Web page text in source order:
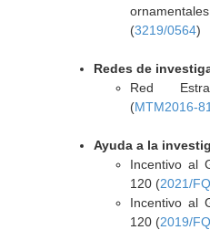
(3219/0564)
Redes de
Red
(MTM2016-
Ayuda a la
Incentivo al
120 (2021/
Incentivo al
120 (2019/